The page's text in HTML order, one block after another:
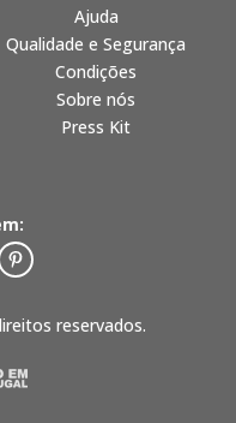
reservados.
Ajuda
Qualidade e Segurança
Condições
Sobre nós
Press Kit